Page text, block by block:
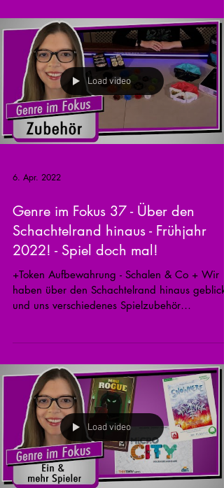
Load video
6. Apr. 2022
Genre im Fokus 37 - Über den
Schachtelrand hinaus - Frühjahr
2022! - Spiel doch mal!
+Token Aufbewahrung - Schalen & Co + Wir
haben über den Schachtelrand hinaus geblickt
und uns verschiedenes Spielzubehör
Load video